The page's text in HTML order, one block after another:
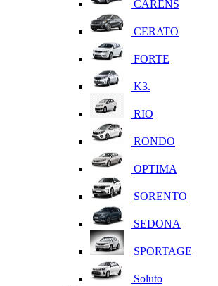
CARENS
CERATO
FORTE
K3.
RIO
RONDO
OPTIMA
SORENTO
SEDONA
SPORTAGE
Soluto